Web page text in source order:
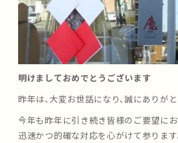
明けましておめでとうございます
昨年は、大変お世話になり、誠にありが
今年も昨年に引き続き皆様のご要望にお
迅速かつ的確な対応を心がけて参ります